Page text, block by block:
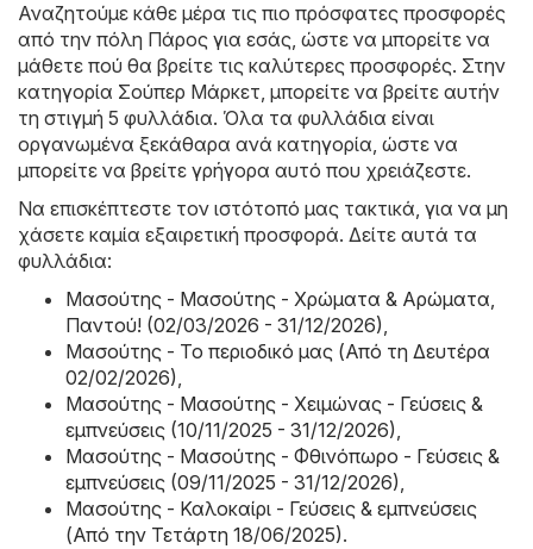
Αναζητούμε κάθε μέρα τις πιο πρόσφατες προσφορές
από την πόλη Πάρος για εσάς, ώστε να μπορείτε να
μάθετε πού θα βρείτε τις καλύτερες προσφορές. Στην
κατηγορία Σούπερ Μάρκετ, μπορείτε να βρείτε αυτήν
τη στιγμή 5 φυλλάδια. Όλα τα φυλλάδια είναι
οργανωμένα ξεκάθαρα ανά κατηγορία, ώστε να
μπορείτε να βρείτε γρήγορα αυτό που χρειάζεστε.
Να επισκέπτεστε τον ιστότοπό μας τακτικά, για να μη
χάσετε καμία εξαιρετική προσφορά. Δείτε αυτά τα
φυλλάδια:
Μασούτης - Μασούτης - Χρώματα & Αρώματα,
Παντού! (02/03/2026 - 31/12/2026),
Μασούτης - Το περιοδικό μας (Από τη Δευτέρα
02/02/2026),
Μασούτης - Μασούτης - Χειμώνας - Γεύσεις &
εμπνεύσεις (10/11/2025 - 31/12/2026),
Μασούτης - Μασούτης - Φθινόπωρο - Γεύσεις &
εμπνεύσεις (09/11/2025 - 31/12/2026),
Μασούτης - Καλοκαίρι - Γεύσεις & εμπνεύσεις
(Από την Τετάρτη 18/06/2025).